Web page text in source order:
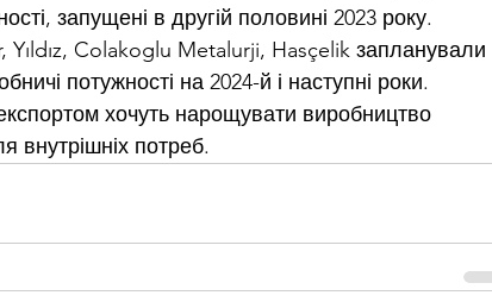
запущені в другій половині 2023 року.
Yıldız, Colakoglu Metalurji, Hasçelik запланували
потужності на 2024-й і наступні роки.
хочуть нарощувати виробництво
внутрішніх потреб.